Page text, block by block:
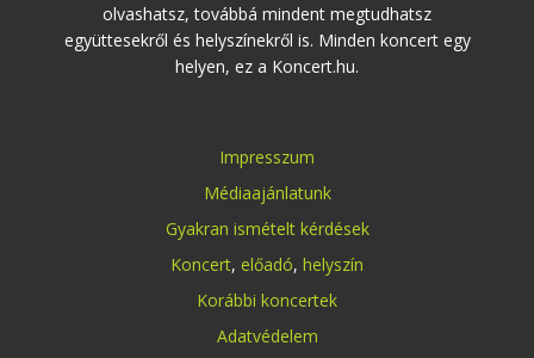
olvashatsz, továbbá mindent megtudhatsz
együttesekről és helyszínekről is. Minden koncert egy
helyen, ez a Koncert.hu.
Impresszum
Médiaajánlatunk
Gyakran ismételt kérdések
Koncert, előadó, helyszín
Korábbi koncertek
Adatvédelem